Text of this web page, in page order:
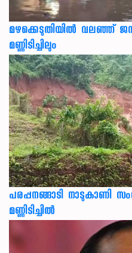
മഴക്കെടുതിയിൽ വലഞ്ഞ്
മണ്ണിടിച്ചിലും
പരപ്പനങ്ങാടി നാടുകാണി
മണ്ണിടിച്ചില്‍